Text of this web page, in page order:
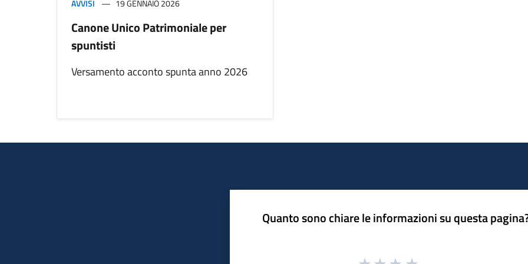
AVVISI 19 GENNAIO 2026
Canone Unico Patrimoniale per
spuntisti
Versamento acconto spunta anno 2026
Quanto sono chiare le informazioni su questa